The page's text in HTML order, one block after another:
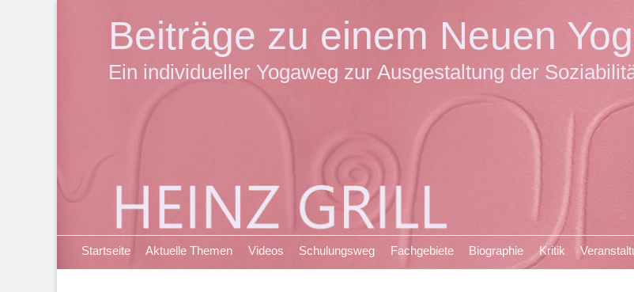
Beiträge zu einem Neuen
Ein individueller Yogaweg zur Ausgestaltung der
Primäres Menü
ZumStartseite Aktuelle Themen Videos Schulungsweg Fachgebiete Biographie Kritik